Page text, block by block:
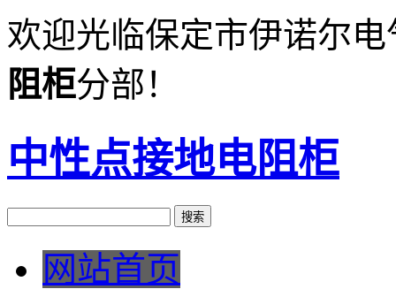
欢迎光临保定市伊诺尔
阻柜分部！
中性点接地电阻柜
网站首页